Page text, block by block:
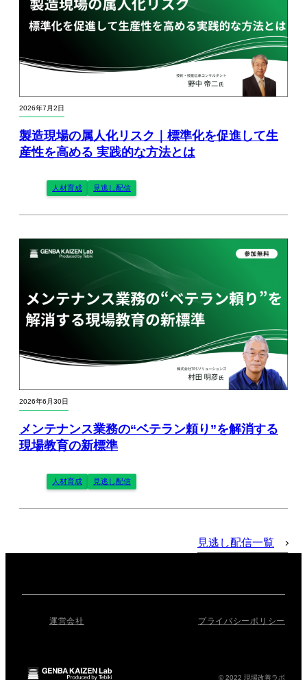
2026年7月2日
製造現場の属人化リスク｜標準化を促進して生
産性を高める 実践的な方法とは
人材育成 見逃し配信
2026年6月30日
メンテナンス業務の“ベテラン頼り”を解消する
現場教育の新標準
人材育成 見逃し配信
見逃し配信一覧
運営会社 プライバシーポリシー
© 2022 現場改善ラボ